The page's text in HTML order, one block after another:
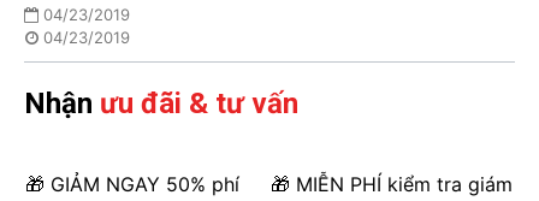
04/23/2019
04/23/2019
Nhận ưu đãi & tư vấn
🎁 GIẢM NGAY 50% phí
🎁 MIỄN PHÍ kiểm tra giám